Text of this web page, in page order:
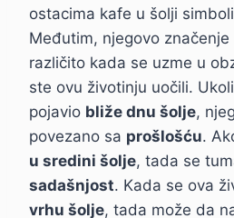
ostacima kafe u šolji
Međutim, njegovo
različito kada se uzme u
ste ovu životinju uočili.
pojavio bliže dnu šolje,
povezano sa prošlošću.
u sredini šolje, tada se
sadašnjost. Kada se ova
vrhu šolje, tada može da